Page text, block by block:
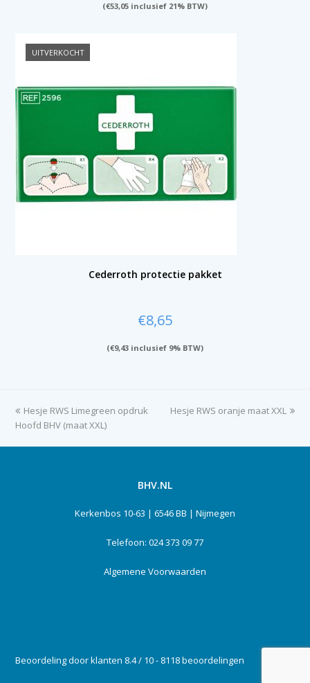
(€53,05 inclusief 21% BTW)
UITVERKOCHT
Cederroth protectie pakket
€8,65
(€9,43 inclusief 9% BTW)
previous
post:
Hesje RWS Limegreen opdruk
Hoofd BHV (maat XXL)
next
Hesje RWS oranje maat XXL
BHV.NL
Kerkenbos 10-63 | 6546 BB | Nijmegen
Telefoon: 024 373 09 77
Algemene Voorwaarden
Beoordeling door klanten 8.4 / 10 - 8118 beoordelingen